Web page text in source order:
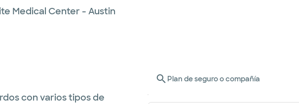
Medical Center - Austin
con varios tipos de
Plan de seguro o compañía